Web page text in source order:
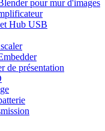
pour mur d'images
Hub USB
de présentation